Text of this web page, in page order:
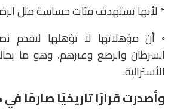
* لأنها تستهدف فئات حساسة مثل
◦ أن مؤهلاتها لا تؤهلها لتقدم
السرطان والرضع وغيرهم، وهو ما
الأسترالية.
وأصدرت قرارًا تاريخيًا صارمًا في 24 سبتمبر 2019: